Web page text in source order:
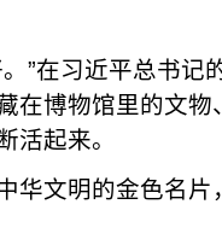
”在习近平总书记
在博物馆里的文
活起来。
华文明的金色名